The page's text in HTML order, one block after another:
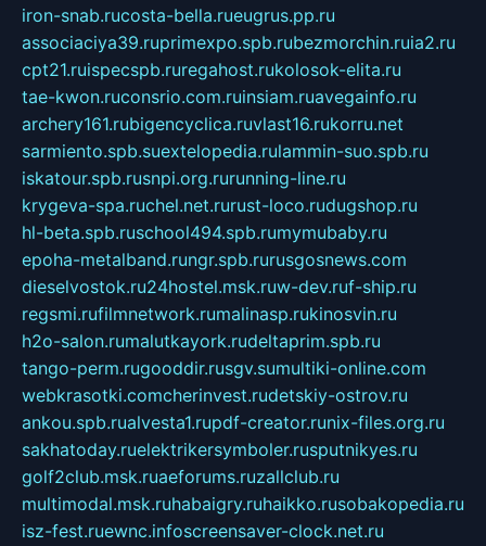
iron-snab.rucosta-bella.rueugrus.pp.ru
associaciya39.ruprimexpo.spb.rubezmorchin.ruia2.ru
cpt21.ruispecspb.ruregahost.rukolosok-elita.ru
tae-kwon.ruconsrio.com.ruinsiam.ruavegainfo.ru
archery161.rubigencyclica.ruvlast16.rukorru.net
sarmiento.spb.suextelopedia.rulammin-suo.spb.ru
iskatour.spb.rusnpi.org.rurunning-line.ru
krygeva-spa.ruchel.net.rurust-loco.rudugshop.ru
hl-beta.spb.ruschool494.spb.rumymubaby.ru
epoha-metalband.rungr.spb.rurusgosnews.com
dieselvostok.ru24hostel.msk.ruw-dev.ruf-ship.ru
regsmi.rufilmnetwork.rumalinasp.rukinosvin.ru
h2o-salon.rumalutkayork.rudeltaprim.spb.ru
tango-perm.rugooddir.rusgv.sumultiki-online.com
webkrasotki.comcherinvest.rudetskiy-ostrov.ru
ankou.spb.rualvesta1.rupdf-creator.runix-files.org.ru
sakhatoday.ruelektrikersymboler.rusputnikyes.ru
golf2club.msk.ruaeforums.ruzallclub.ru
multimodal.msk.ruhabaigry.ruhaikko.rusobakopedia.ru
isz-fest.ruewnc.infoscreensaver-clock.net.ru